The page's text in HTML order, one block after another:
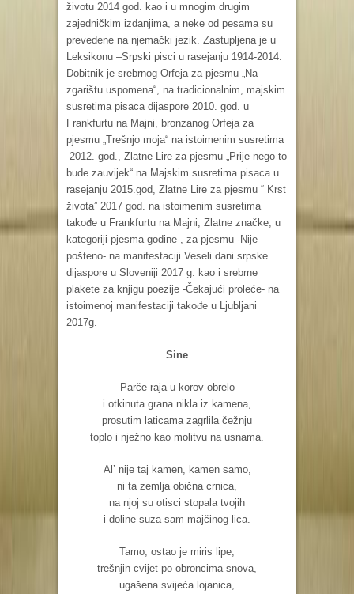
životu 2014 god. kao i u mnogim drugim
zajedničkim izdanjima, a neke od pesama su
prevedene na njemački jezik. Zastupljena je u
Leksikonu –Srpski pisci u rasejanju 1914-2014.
Dobitnik je srebrnog Orfeja za pjesmu „Na
zgarištu uspomena“, na tradicionalnim, majskim
susretima pisaca dijaspore 2010. god. u
Frankfurtu na Majni, bronzanog Orfeja za
pjesmu „Trešnjo moja“ na istoimenim susretima
2012. god., Zlatne Lire za pjesmu „Prije nego to
bude zauvijek“ na Majskim susretima pisaca u
rasejanju 2015.god, Zlatne Lire za pjesmu “ Krst
života” 2017 god. na istoimenim susretima
takođe u Frankfurtu na Majni, Zlatne značke, u
kategoriji-pjesma godine-, za pjesmu -Nije
pošteno- na manifestaciji Veseli dani srpske
dijaspore u Sloveniji 2017 g. kao i srebrne
plakete za knjigu poezije -Čekajući proleće- na
istoimenoj manifestaciji takođe u Ljubljani
2017g.
Sine
Parče raja u korov obrelo
i otkinuta grana nikla iz kamena,
prosutim laticama zagrlila čežnju
toplo i nježno kao molitvu na usnama.
Al’ nije taj kamen, kamen samo,
ni ta zemlja obična crnica,
na njoj su otisci stopala tvojih
i doline suza sam majčinog lica.
Tamo, ostao je miris lipe,
trešnjin cvijet po obroncima snova,
ugašena svijeća lojanica,